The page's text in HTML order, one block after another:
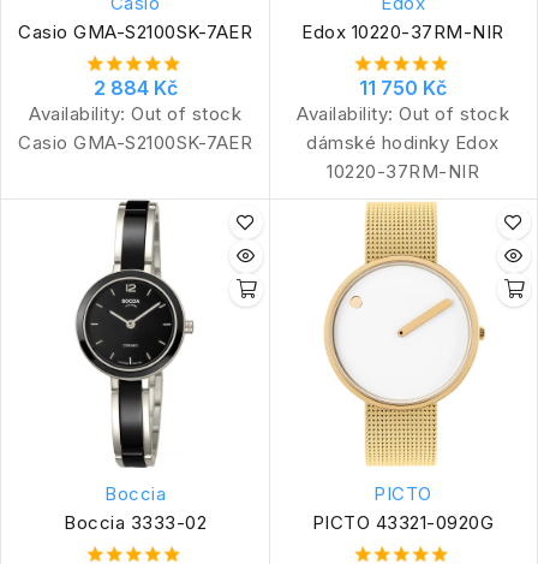
Casio GMA-S2100SK-7AER
2 884 Kč
Availability: Out of stock
Casio GMA-S2100SK-7AER
Edox 10220-37RM-NIR
11 750 Kč
Availability: Out of stock
dámské hodinky Edox
10220-37RM-NIR
Boccia
Boccia 3333-02
PICTO
PICTO 43321-0920G